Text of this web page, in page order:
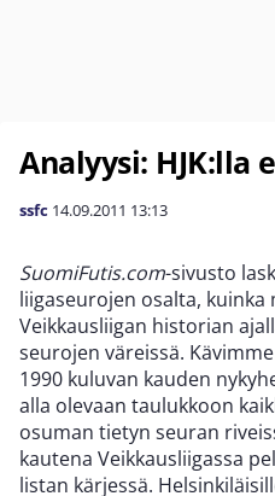
Analyysi:
ssfc 14.09.2011 13:13
SuomiFutis.com-sivusto
liigaseurojen osalta,
Veikkausliigan historian
seurojen väreissä.
1990 kuluvan kauden
alla olevaan taulukkoon
osuman tietyn seuran
kautena Veikkausliigassa
listan kärjessä.